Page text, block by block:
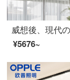
¥5676~